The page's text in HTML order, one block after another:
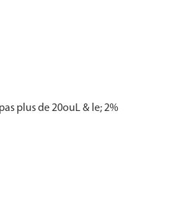
plus de 20ouL & le; 2%